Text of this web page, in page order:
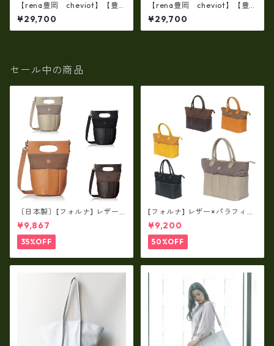
【rena豊岡 cheviot】【豊
岡製・火山灰染め】8号帆布シ
ョルダートート（横型） tz-2
3
¥29,700
【rena豊岡 cheviot】【豊
岡製・火山灰手染め】8号帆布
ショルダートート（縦型） tz-
22
¥29,700
セール中の商品
〔日本製〕[フォルナ] レザー×
パラフィン筒型2way シュリン
クレザー×79Aパラフィン fo
-259630
¥9,867
35%OFF
[フォルナ] レザー×パラフィン
筒型2way シュリンクレザー×
79Aパラフィン トートL fo-2
59632
¥9,200
50%OFF